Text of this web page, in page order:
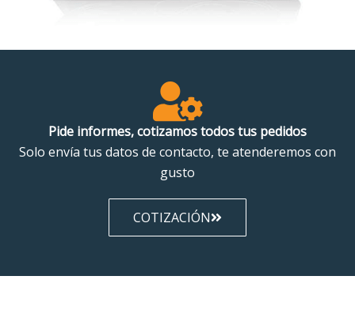
Pide informes, cotizamos todos tus pedidos
Solo envía tus datos de contacto, te atenderemos con
gusto
COTIZACIÓN